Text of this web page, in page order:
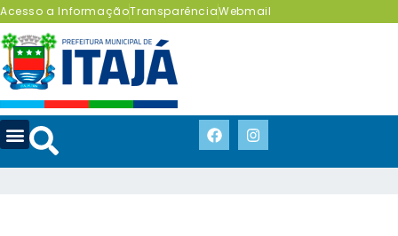
Acesso a InformaçãoTransparênciaWebmail